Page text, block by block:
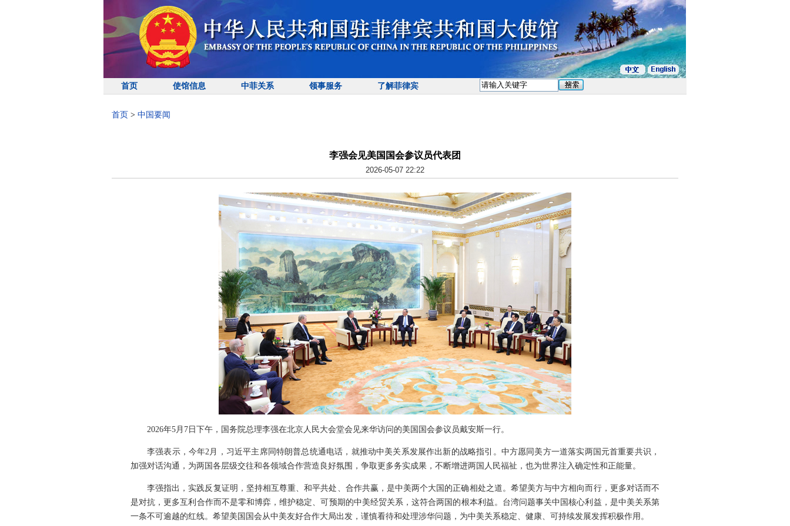
首页 使馆信息 中菲关系 领事服务 了解菲律宾
首页 > 中国要闻
李强会见美国国会参议员代表团
2026-05-07 22:22
2026年5月7日下午，国务院总理李强在北京人民大会堂会见来华访问的美国国会参议员戴安斯一行。
李强表示，今年2月，习近平主席同特朗普总统通电话，就推动中美关系发展作出新的战略指引。中方愿同美方一道落实两国元首重要共识，
加强对话沟通，为两国各层级交往和各领域合作营造良好氛围，争取更多务实成果，不断增进两国人民福祉，也为世界注入确定性和正能量。
李强指出，实践反复证明，坚持相互尊重、和平共处、合作共赢，是中美两个大国的正确相处之道。希望美方与中方相向而行，更多对话而不
是对抗，更多互利合作而不是零和博弈，维护稳定、可预期的中美经贸关系，这符合两国的根本利益。台湾问题事关中国核心利益，是中美关系第
一条不可逾越的红线。希望美国国会从中美友好合作大局出发，谨慎看待和处理涉华问题，为中美关系稳定、健康、可持续发展发挥积极作用。